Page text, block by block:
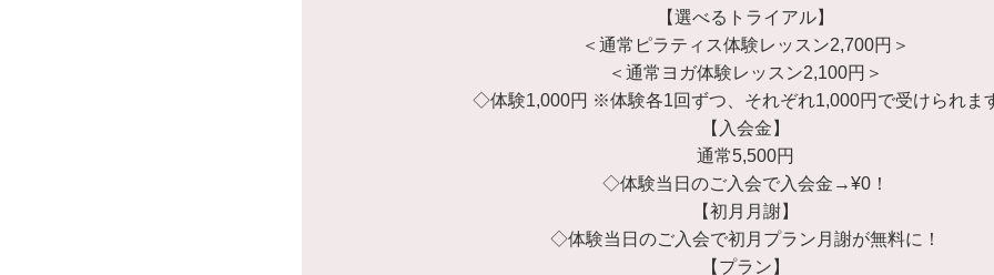
【選べるトライアル】
＜通常ピラティス体験レッスン2,700円＞
＜通常ヨガ体験レッスン2,100円＞
◇体験1,000円 ※体験各1回ずつ、それぞれ1,000円で受けられま
【入会金】
通常5,500円
◇体験当日のご入会で入会金→¥0！
【初月月謝】
◇体験当日のご入会で初月プラン月謝が無料に！
【プラン】